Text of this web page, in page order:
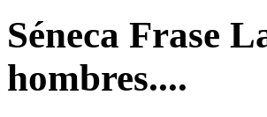
Séneca Frase
hombres....